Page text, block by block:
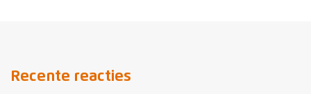
Recente reacties